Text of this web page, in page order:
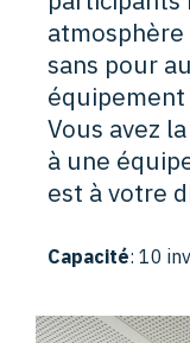
sans pour
Vous avez
à une
est à votre
Capacité: 10